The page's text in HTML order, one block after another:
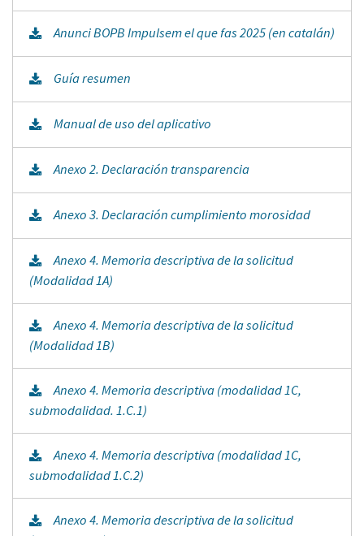
Anunci BOPB Impulsem el que fas 2025 (en catalán)
Guía resumen
Manual de uso del aplicativo
Anexo 2. Declaración transparencia
Anexo 3. Declaración cumplimiento morosidad
Anexo 4. Memoria descriptiva de la solicitud
(Modalidad 1A)
Anexo 4. Memoria descriptiva de la solicitud
(Modalidad 1B)
Anexo 4. Memoria descriptiva (modalidad 1C,
submodalidad. 1.C.1)
Anexo 4. Memoria descriptiva (modalidad 1C,
submodalidad 1.C.2)
Anexo 4. Memoria descriptiva de la solicitud